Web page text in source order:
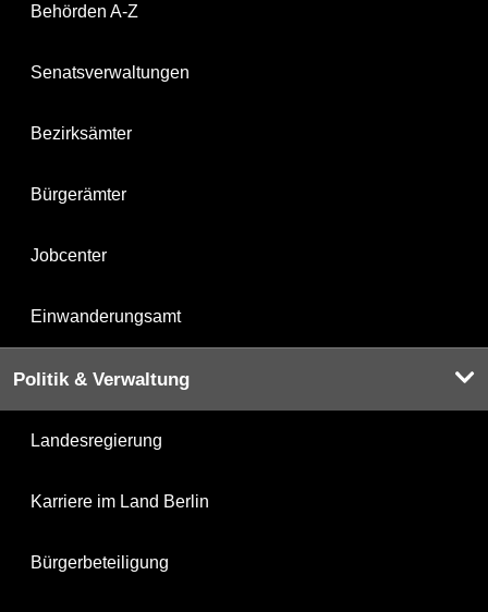
Behörden A-Z
Senatsverwaltungen
Bezirksämter
Bürgerämter
Jobcenter
Einwanderungsamt
Politik & Verwaltung
Landesregierung
Karriere im Land Berlin
Bürgerbeteiligung